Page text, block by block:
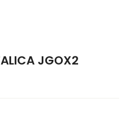
JGOX2